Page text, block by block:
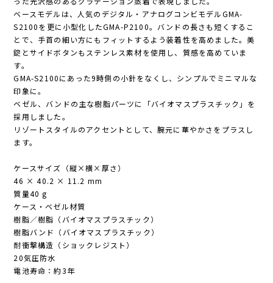
ベースモデルは、人気のデジタル・アナログコンビモデルGMA-
S2100を更に小型化したGMA-P2100。バンドの長さも短くするこ
とで、手首の細い方にもフィットするよう装着性を高めました。美
錠とサイドボタンもステンレス素材を使用し、質感を高めていま
す。
GMA-S2100にあった9時側の小針をなくし、シンプルでミニマルな
印象に。
ベゼル、バンドの主な樹脂パーツに「バイオマスプラスチック」を
採用しました。
リゾートスタイルのアクセントとして、腕元に華やかさをプラスし
ます。
ケースサイズ（縦×横×厚さ）
46 × 40.2 × 11.2 mm
質量40 g
ケース・ベゼル材質
樹脂／樹脂（バイオマスプラスチック）
樹脂バンド（バイオマスプラスチック）
耐衝撃構造（ショックレジスト）
20気圧防水
電池寿命：約3年